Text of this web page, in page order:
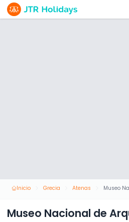
Inicio Grecia Atenas
Museo Nacional de